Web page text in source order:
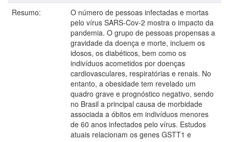
Resumo:
O número de pessoas infectadas e mortas
pelo vírus SARS-Cov-2 mostra o impacto da
pandemia. O grupo de pessoas propensas a
gravidade da doença e morte, incluem os
idosos, os diabéticos, bem como os
indivíduos acometidos por doenças
cardiovasculares, respiratórias e renais. No
entanto, a obesidade tem revelado um
quadro grave e prognóstico negativo, sendo
no Brasil a principal causa de morbidade
associada a óbitos em indivíduos menores
de 60 anos infectados pelo vírus. Estudos
atuais relacionam os genes GSTT1 e